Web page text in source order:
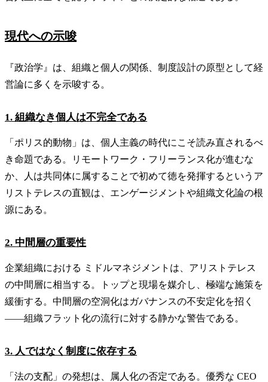
現代への示唆
『政治学』は、組織と個人の関係、制度設計の原型として経
営論に多くを示唆する。
1. 組織なき個人は不完全である
「ポリス的動物」は、個人主義の時代にこそ読み直されるべ
き命題である。リモートワーク・フリーランス化が進むな
か、人は共同体に属することで初めて徳を発揮するというア
リストテレスの直観は、エンゲージメントや組織文化論の根
源にある。
2. 中間層の重要性
企業組織における ミドルマネジメントは、アリストテレス
の中間層に相当する。トップと現場を媒介し、極端な施策を
緩衝する。中間層の空洞化はガバナンスの不安定化を招く
——組織フラット化の流行に対する静かな警告である。
3. 人ではなく制度に依存する
「法の支配」の発想は、属人化の否定である。優秀な CEO